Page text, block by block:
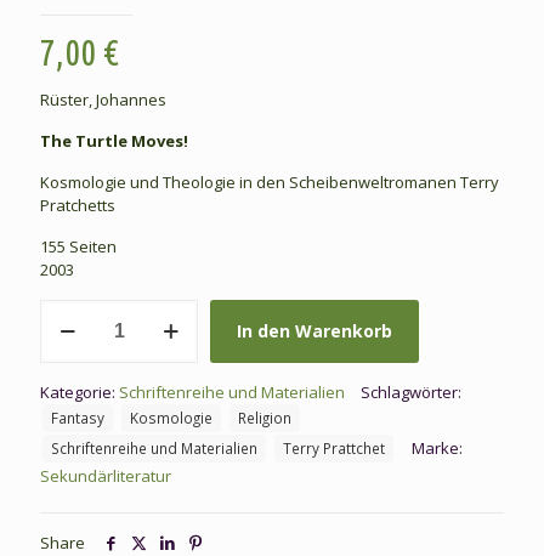
7,00 €
Rüster, Johannes
The Turtle Moves!
Kosmologie und Theologie in den Scheibenweltromanen Terry
Pratchetts
155 Seiten
2003
074:
The
Turtle
Moves!
Menge
In den Warenkorb
Kategorie: Schriftenreihe und Materialien Schlagwörter:
Fantasy Kosmologie
Religion
Schriftenreihe und Materialien
Terry Prattchet
Marke:
Sekundärliteratur
Share